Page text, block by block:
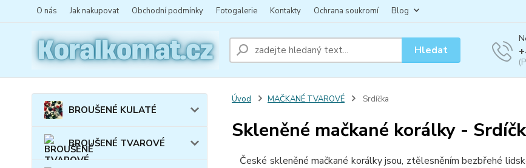
O nás Jak nakupovat Obchodní podmínky Fotogalerie Kontakty Ochrana soukromí Blog
Hledat
BROUŠENÉ KULATÉ
BROUŠENÉ TVAROVÉ
Úvod MAČKANÉ TVAROVÉ Srdíčka
Skleněné mačkané korálky -
České skleněné mačkané korálky jsou, ztělesněním bezbřehé